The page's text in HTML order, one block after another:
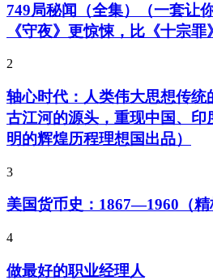
749局秘闻（全集）（一套让
《守夜》更惊悚，比《十宗罪
2
轴心时代：人类伟大思想传统
古江河的源头，重现中国、印
明的辉煌历程理想国出品）
3
美国货币史：1867—1960（精
4
做最好的职业经理人